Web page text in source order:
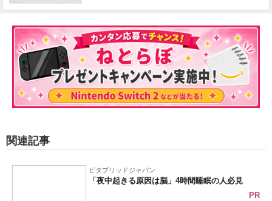
関連記事
ビタブリッドジャパン
「夜中起きる原因は脳」4時間睡眠の人必見
PR